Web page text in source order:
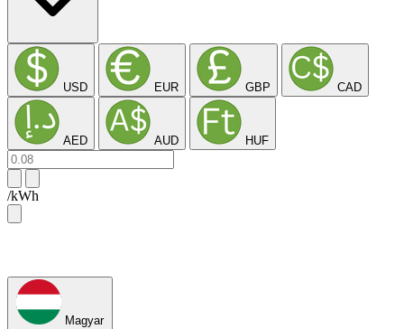
USD EUR GBP CAD
AED AUD HUF
/kWh
Magyar